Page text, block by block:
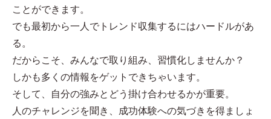
ことができます。
でも最初から一人でトレンド収集するにはハードルがあ
る。
だからこそ、みんなで取り組み、習慣化しませんか？
しかも多くの情報をゲットできちゃいます。
そして、自分の強みとどう掛け合わせるかが重要。
人のチャレンジを聞き、成功体験への気づきを得ましょ